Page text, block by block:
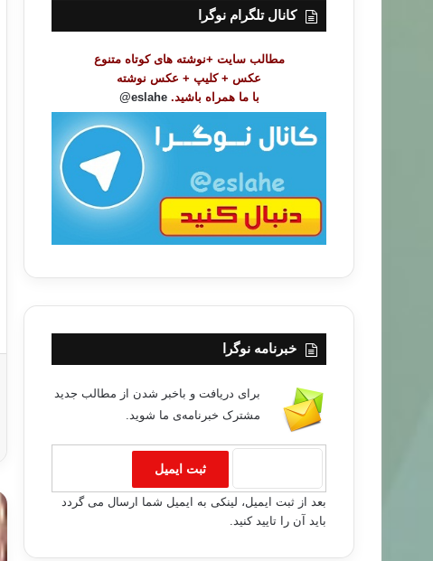
ض
کانال تلگرام نوگرا
مطالب سایت +نوشته های کوتاه متنوع
عکس + کلیپ + عکس نوشته
با ما همراه باشید. eslahe@
خبرنامه نوگرا
برای دریافت و باخبر شدن از مطالب جدید
مشترک خبرنامه‌ی ما شوید.
بعد از ثبت ایمیل، لینکی به ایمیل شما ارسال می گردد
باید آن را تایید کنید.